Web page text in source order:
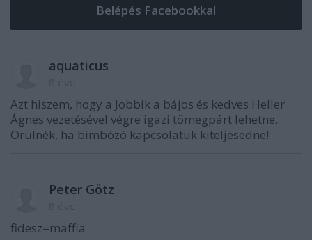
aquaticus
Azt hiszem, hogy a Jobbik a bájos és kedves Heller
Ágnes vezetésével végre igazi tömegpárt lehetne.
Örülnék, ha bimbózó kapcsolatuk kiteljesedne!
Peter Götz
fidesz=maffia